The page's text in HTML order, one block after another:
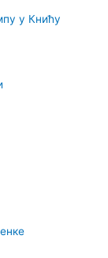
у Книћу